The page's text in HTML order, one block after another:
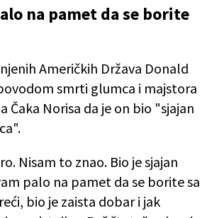
na pamet da se borite
Američkih Država Donald
smrti glumca i majstora
Čaka Norisa da je on bio "sjajan
Nisam to znao. Bio je sjajan
palo na pamet da se borite sa
bio je zaista dobar i jak